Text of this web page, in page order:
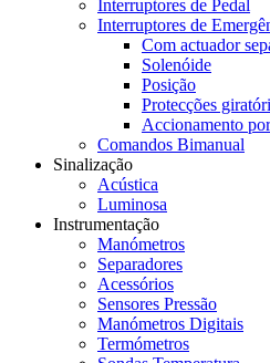
Interruptores de Pedal
Interruptores de
Com actuador
Solenóide
Posição
Protecções
Accionamento
Comandos Bimanual
Sinalização
Acústica
Luminosa
Instrumentação
Manómetros
Separadores
Acessórios
Sensores Pressão
Manómetros Digitais
Termómetros